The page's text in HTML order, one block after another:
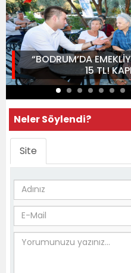
“BODRUM’DA
15 TL!
Neler Söylendi?
Site